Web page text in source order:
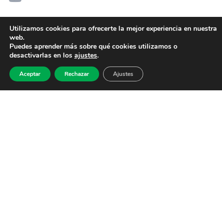
Utilizamos cookies para ofrecerte la mejor experiencia en nuestra
web.
Puedes aprender más sobre qué cookies utilizamos o
desactivarlas en los ajustes.
Aceptar Rechazar Ajustes